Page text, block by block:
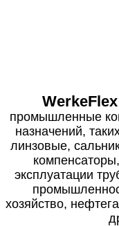
WerkeFlex
промышленные
назначений,
линзовые,
эксплуатации
хозяйство,